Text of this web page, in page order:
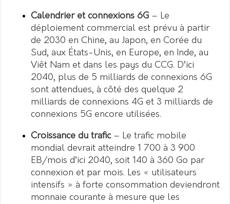
Calendrier et connexions 6G – Le
déploiement commercial est prévu à partir
de 2030 en Chine, au Japon, en Corée du
Sud, aux États-Unis, en Europe, en Inde, au
Viêt Nam et dans les pays du CCG. D’ici
2040, plus de 5 milliards de connexions 6G
sont attendues, à côté des quelque 2
milliards de connexions 4G et 3 milliards de
connexions 5G encore utilisées.
Croissance du trafic – Le trafic mobile
mondial devrait atteindre 1 700 à 3 900
EB/mois d’ici 2040, soit 140 à 360 Go par
connexion et par mois. Les « utilisateurs
intensifs » à forte consommation deviendront
monnaie courante à mesure que les